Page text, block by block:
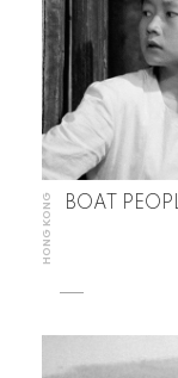
HONG KONG BOAT